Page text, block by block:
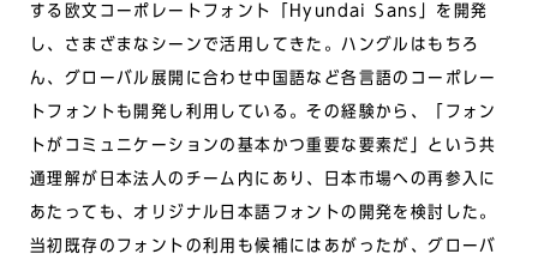
する欧文コーポレートフォント「Hyundai Sans」を開発
し、さまざまなシーンで活用してきた。ハングルはもちろ
ん、グローバル展開に合わせ中国語など各言語のコーポレー
トフォントも開発し利用している。その経験から、「フォン
トがコミュニケーションの基本かつ重要な要素だ」という共
通理解が日本法人のチーム内にあり、日本市場への再参入に
あたっても、オリジナル日本語フォントの開発を検討した。
当初既存のフォントの利用も候補にはあがったが、グローバ